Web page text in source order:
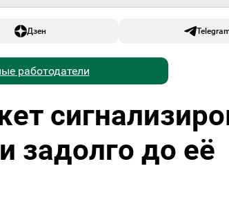
Дзен
работодатели
задолго до её